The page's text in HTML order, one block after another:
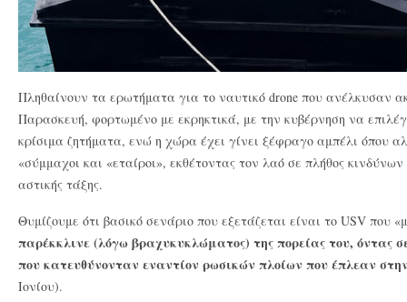
Πληθαίνουν τα ερωτήματα για το ναυτικό drone που ανέλκυσαν
Παρασκευή, φορτωμένο με εκρηκτικά, με την κυβέρνηση να
κρίσιμα ζητήματα, ενώ η χώρα έχει γίνει ξέφραγο αμπέλι όπου
«σύμμαχοι και «εταίροι», εκθέτοντας τον λαό σε πλήθος κινδύνων
αστικής τάξης.
Θυμίζουμε ότι βασικό σενάριο που εξετάζεται είναι το USV που
παρέκκλινε (λόγω βραχυκυκλώματος) της πορείας του, όντας
που κατευθύνονταν εναντίον ρωσικών πλοίων που έπλεαν
Ιονίου).